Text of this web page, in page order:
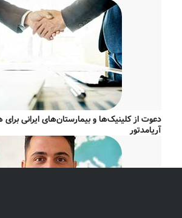
دعوت از کلینیک‌ها و بیمارستان‌های ایرانی
آریامدتور